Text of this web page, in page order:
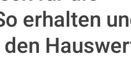
erhalten